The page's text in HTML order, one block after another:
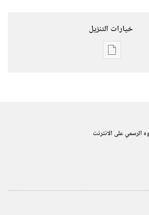
خيارات التنزيل
خيارات
الدراسية)‏
‎٢٠٠٥
الرسمي على الانترنت